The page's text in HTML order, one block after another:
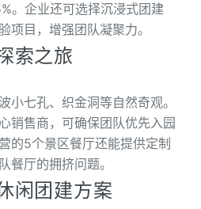
。企业还可选择沉浸式团建
项目，增强团队凝聚力。
索之旅
小七孔、织金洞等自然奇观。
销售商，可确保团队优先入园
的5个景区餐厅还能提供定制
餐厅的拥挤问题。
闲团建方案